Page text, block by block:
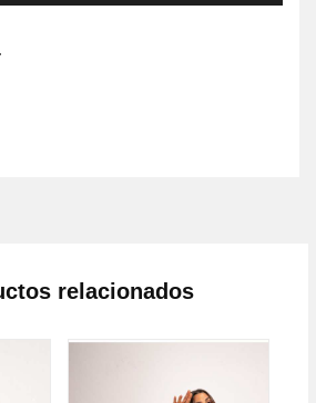
relacionados